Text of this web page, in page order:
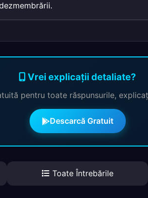
Vrei explicații detaliate?
pentru toate răspunsurile,
Descarcă Gratuit
Toate Întrebările